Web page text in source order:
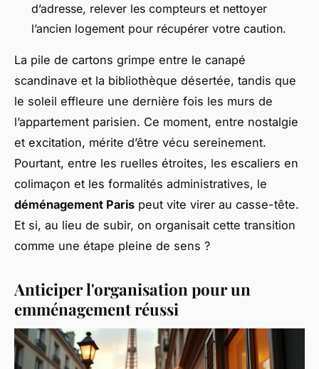
d’adresse, relever les compteurs et nettoyer
l’ancien logement pour récupérer votre caution.
La pile de cartons grimpe entre le canapé
scandinave et la bibliothèque désertée, tandis que
le soleil effleure une dernière fois les murs de
l’appartement parisien. Ce moment, entre nostalgie
et excitation, mérite d’être vécu sereinement.
Pourtant, entre les ruelles étroites, les escaliers en
colimaçon et les formalités administratives, le
déménagement Paris peut vite virer au casse-tête.
Et si, au lieu de subir, on organisait cette transition
comme une étape pleine de sens ?
Anticiper l'organisation pour un
emménagement réussi